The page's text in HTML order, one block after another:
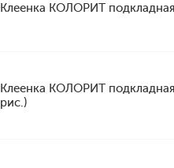
Клеенка КОЛОРИТ
Клеенка КОЛОРИТ
рис.)